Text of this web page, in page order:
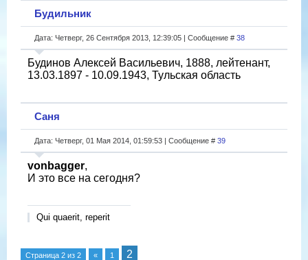
Будильник
Дата: Четверг, 26 Сентября 2013, 12:39:05 | Сообщение # 38
Будинов Алексей Васильевич, 1888, лейтенант,
13.03.1897 - 10.09.1943, Тульская область
Саня
Дата: Четверг, 01 Мая 2014, 01:59:53 | Сообщение # 39
vonbagger,
И это все на сегодня?
Qui quaerit, reperit
Страница 2 из 2 « 1 2